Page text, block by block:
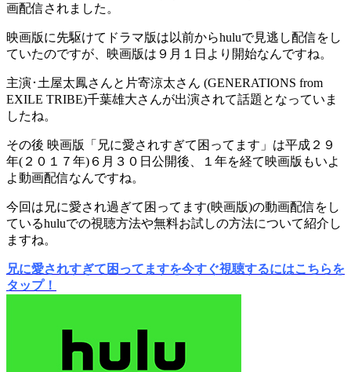
画配信されました。
映画版に先駆けてドラマ版は以前からhuluで見逃し配信をし
ていたのですが、映画版は９月１日より開始なんですね。
主演･土屋太鳳さんと片寄涼太さん (GENERATIONS from
EXILE TRIBE)千葉雄大さんが出演されて話題となっていま
したね。
その後 映画版「兄に愛されすぎて困ってます」は平成２９
年(２０１７年)６月３０日公開後、１年を経て映画版もいよ
よ動画配信なんですね。
今回は兄に愛され過ぎて困ってます(映画版)の動画配信をし
ているhuluでの視聴方法や無料お試しの方法について紹介し
ますね。
兄に愛されすぎて困ってますを今すぐ視聴するにはこちらを
タップ！